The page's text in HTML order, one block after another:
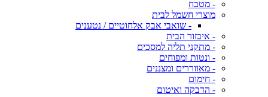
- מטבח
מוצרי חשמל לבית
- שואבי אבק אלחוטיים / נטענים
- איבזור הבית
- מתקני תליה למסכים
- ונטות ומפוחים
- מאווררים ומצננים
- חימום
- הדבקה ואיטום